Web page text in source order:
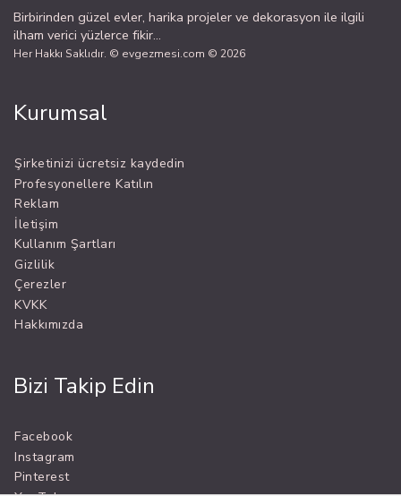
Birbirinden güzel evler, harika projeler ve dekorasyon ile ilgili
ilham verici yüzlerce fikir...
Her Hakkı Saklıdır. © evgezmesi.com © 2026
Kurumsal
Şirketinizi ücretsiz kaydedin
Profesyonellere Katılın
Reklam
İletişim
Kullanım Şartları
Gizlilik
Çerezler
KVKK
Hakkımızda
Bizi Takip Edin
Facebook
Instagram
Pinterest